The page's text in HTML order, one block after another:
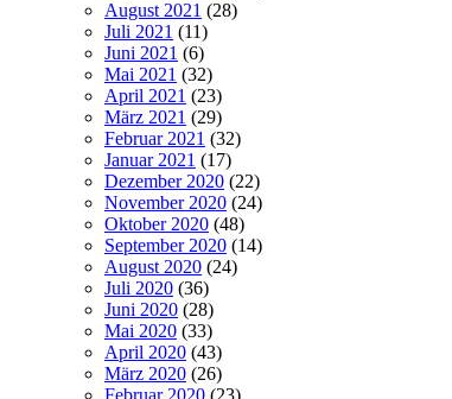
August 2021 (28)
Juli 2021 (11)
Juni 2021 (6)
Mai 2021 (32)
April 2021 (23)
März 2021 (29)
Februar 2021 (32)
Januar 2021 (17)
Dezember 2020 (22)
November 2020 (24)
Oktober 2020 (48)
September 2020 (14)
August 2020 (24)
Juli 2020 (36)
Juni 2020 (28)
Mai 2020 (33)
April 2020 (43)
März 2020 (26)
Februar 2020 (23)